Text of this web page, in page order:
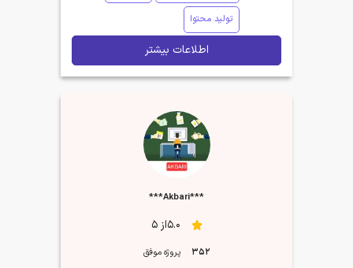
تولید محتوا
اطلاعات بیشتر
***Akbari***
5.0از 5
352 پروژه موفق